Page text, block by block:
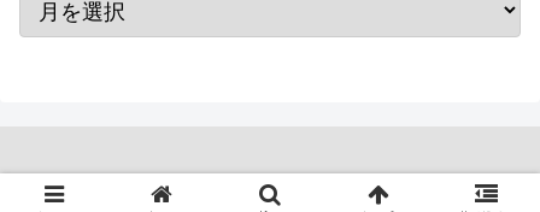
Copyright © 2012 mamema.me All Rights Reserved.